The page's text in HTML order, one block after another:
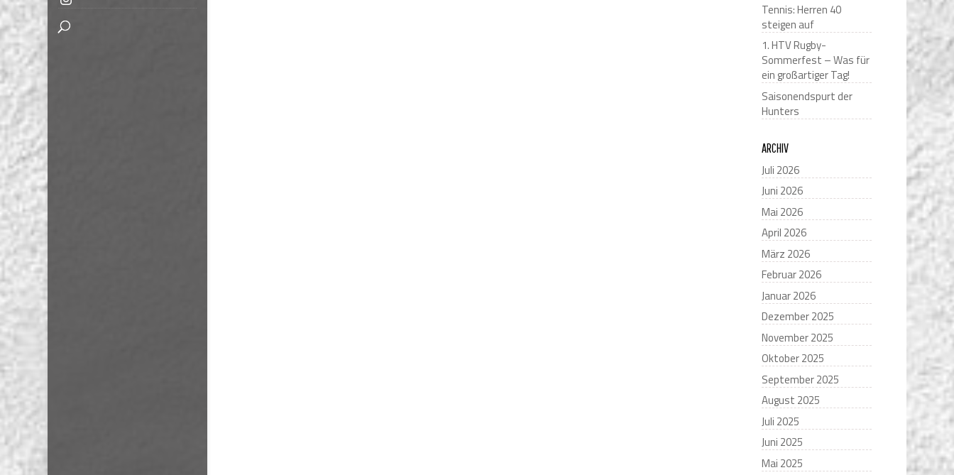
Tennis: Herren 40
steigen auf
1. HTV Rugby-
Sommerfest – Was für
ein großartiger Tag!
Saisonendspurt der
Hunters
ARCHIV
Juli 2026
Juni 2026
Mai 2026
April 2026
März 2026
Februar 2026
Januar 2026
Dezember 2025
November 2025
Oktober 2025
September 2025
August 2025
Juli 2025
Juni 2025
Mai 2025